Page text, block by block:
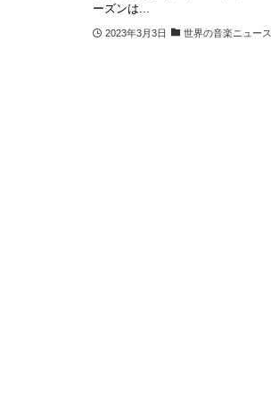
ーズンは...
2023年3月3日 世界の音楽ニュース